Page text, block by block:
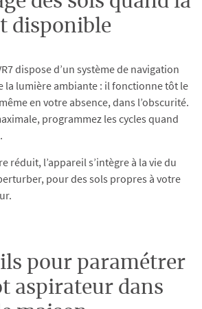
disponible
dispose d’un système de navigation
la lumière ambiante : il fonctionne tôt le
en votre absence, dans l’obscurité.
programmez les cycles quand
réduit, l’appareil s’intègre à la vie du
pour des sols propres à votre
pour paramétrer
aspirateur dans